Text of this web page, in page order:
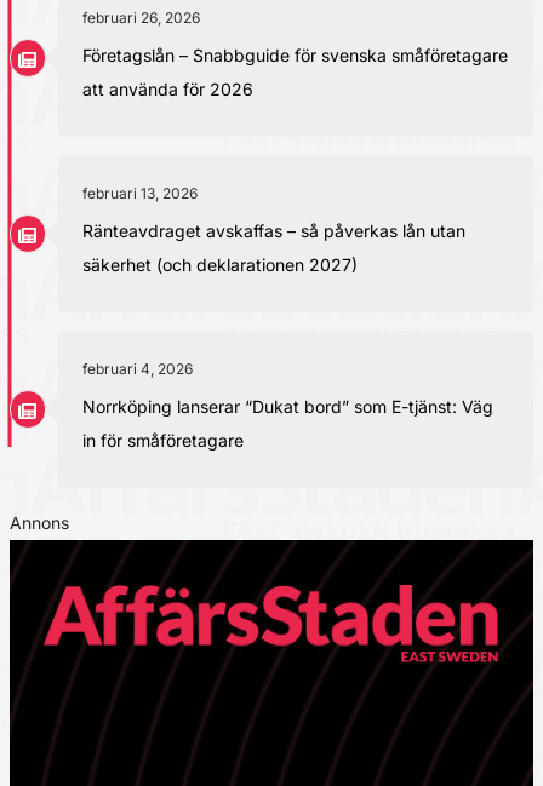
februari 26, 2026
Företagslån – Snabbguide för svenska småföretagare
att använda för 2026
februari 13, 2026
Ränteavdraget avskaffas – så påverkas lån utan
säkerhet (och deklarationen 2027)
februari 4, 2026
Norrköping lanserar “Dukat bord” som E-tjänst: Väg
in för småföretagare
Annons